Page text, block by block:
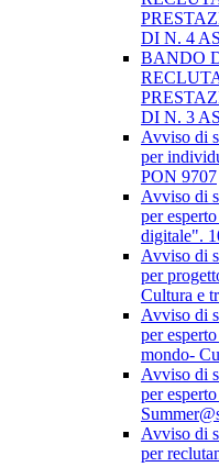
DI N. 4
BANDO
DI N. 3
Avviso di
per
PON 9707
Avviso di
per
digitale".
Avviso di
per
Cultura e
Avviso di
per
mondo-
Avviso di
per
Avviso di
per